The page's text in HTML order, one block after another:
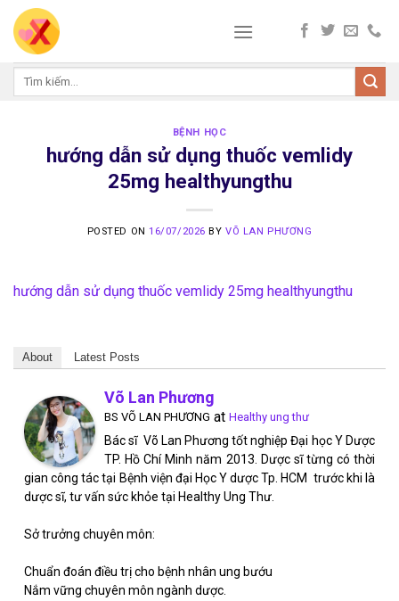
Skip
content
Tìm
BỆNH HỌC
hướng dẫn sử dụng thuốc vemlidy
25mg healthyungthu
POSTED ON16/07/2026 BYVÕ LAN PHƯƠNG
hướng dẫn sử dụng thuốc vemlidy 25mg healthyungthu
About Latest Posts
Võ Lan Phương
BS VÕ LAN PHƯƠNG at Healthy ung thư
Bác sĩ Võ Lan Phương tốt nghiệp Đại học Y Dược
TP. Hồ Chí Minh năm 2013. Dược sĩ từng có thời
gian công tác tại Bệnh viện đại Học Y dược Tp. HCM trước khi là
dược sĩ, tư vấn sức khỏe tại Healthy Ung Thư.
Sở trưởng chuyên môn:
Chuẩn đoán điều trị cho bệnh nhân ung bướu
Nắm vững chuyên môn ngành dược.